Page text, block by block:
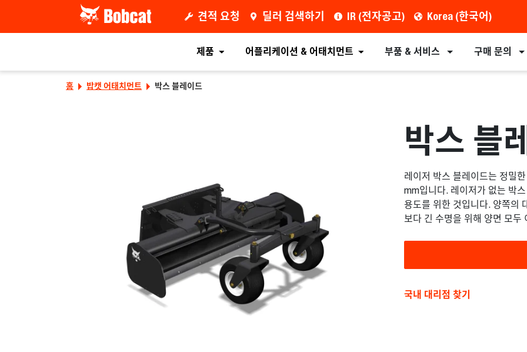
견적 요청 딜러 검색하기 IR (전자공고) Korea (한국어)
제품 어플리케이션 & 어태치먼트 부품 & 서비스 구매 문의
홈 밥캣 어태치먼트 박스 블레이드
박스 블
레이저 박스 블레이드는 정밀
mm입니다. 레이저가 없는 박
용도를 위한 것입니다. 양쪽의
보다 긴 수명을 위해 양면 모두
국내 대리점 찾기
견적 요청 딜러 찾기 장비 어태치먼트